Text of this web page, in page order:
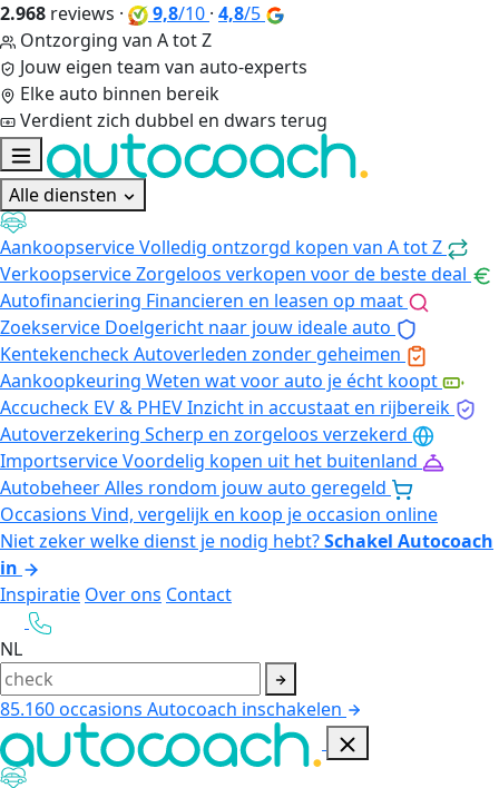
2.968 reviews · 9,8/10 · 4,8/5
Ontzorging van A tot Z
Jouw eigen team van auto-experts
Elke auto binnen bereik
Verdient zich dubbel en dwars terug
Alle diensten
AankoopserviceVolledig ontzorgd kopen van A tot Z
VerkoopserviceZorgeloos verkopen voor de beste deal
Autofinanciering Financieren en leasen op maat
Zoekservice Doelgericht naar jouw ideale auto
KentekencheckAutoverleden zonder geheimen
Aankoopkeuring Weten wat voor auto je écht koopt
Accucheck EV & PHEVInzicht in accustaat en rijbereik
Autoverzekering Scherp en zorgeloos verzekerd
ImportserviceVoordelig kopen uit het buitenland
AutobeheerAlles rondom jouw auto geregeld
Occasions Vind, vergelijk en koop je occasion online
Niet zeker welke dienst je nodig hebt?Schakel Autocoach
in
Inspiratie Over ons Contact
NL
85.160occasions Autocoach inschakelen